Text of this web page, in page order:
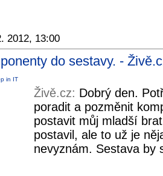
2012, 13:00
do sestavy. -
in IT
Živě.cz: Dobrý den.
poradit a pozměnit
postavit můj mladší
postavil, ale to už je
nevyznám. Sestava by